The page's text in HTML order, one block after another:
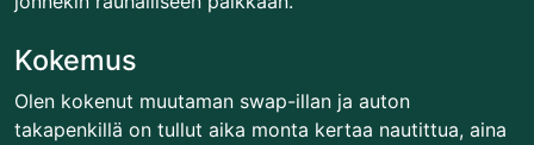
Kokemus
Olen kokenut muutaman swap-illan ja auton
takapenkillä on tullut aika monta kertaa nautittua, aina